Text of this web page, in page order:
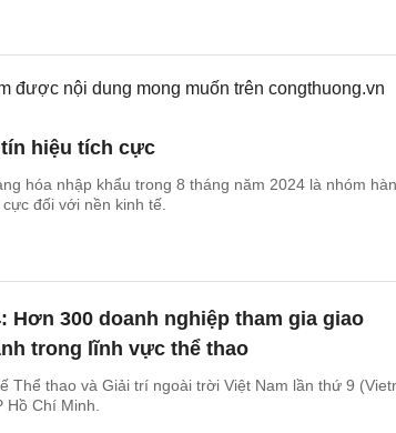
được nội dung mong muốn trên congthuong.vn
hiệu tích cực
hóa nhập khẩu trong 8 tháng năm 2024 là nhóm
đối với nền kinh tế.
Hơn 300 doanh nghiệp tham gia giao
trong lĩnh vực thể thao
Thể thao và Giải trí ngoài trời Việt Nam lần thứ 9
Chí Minh.